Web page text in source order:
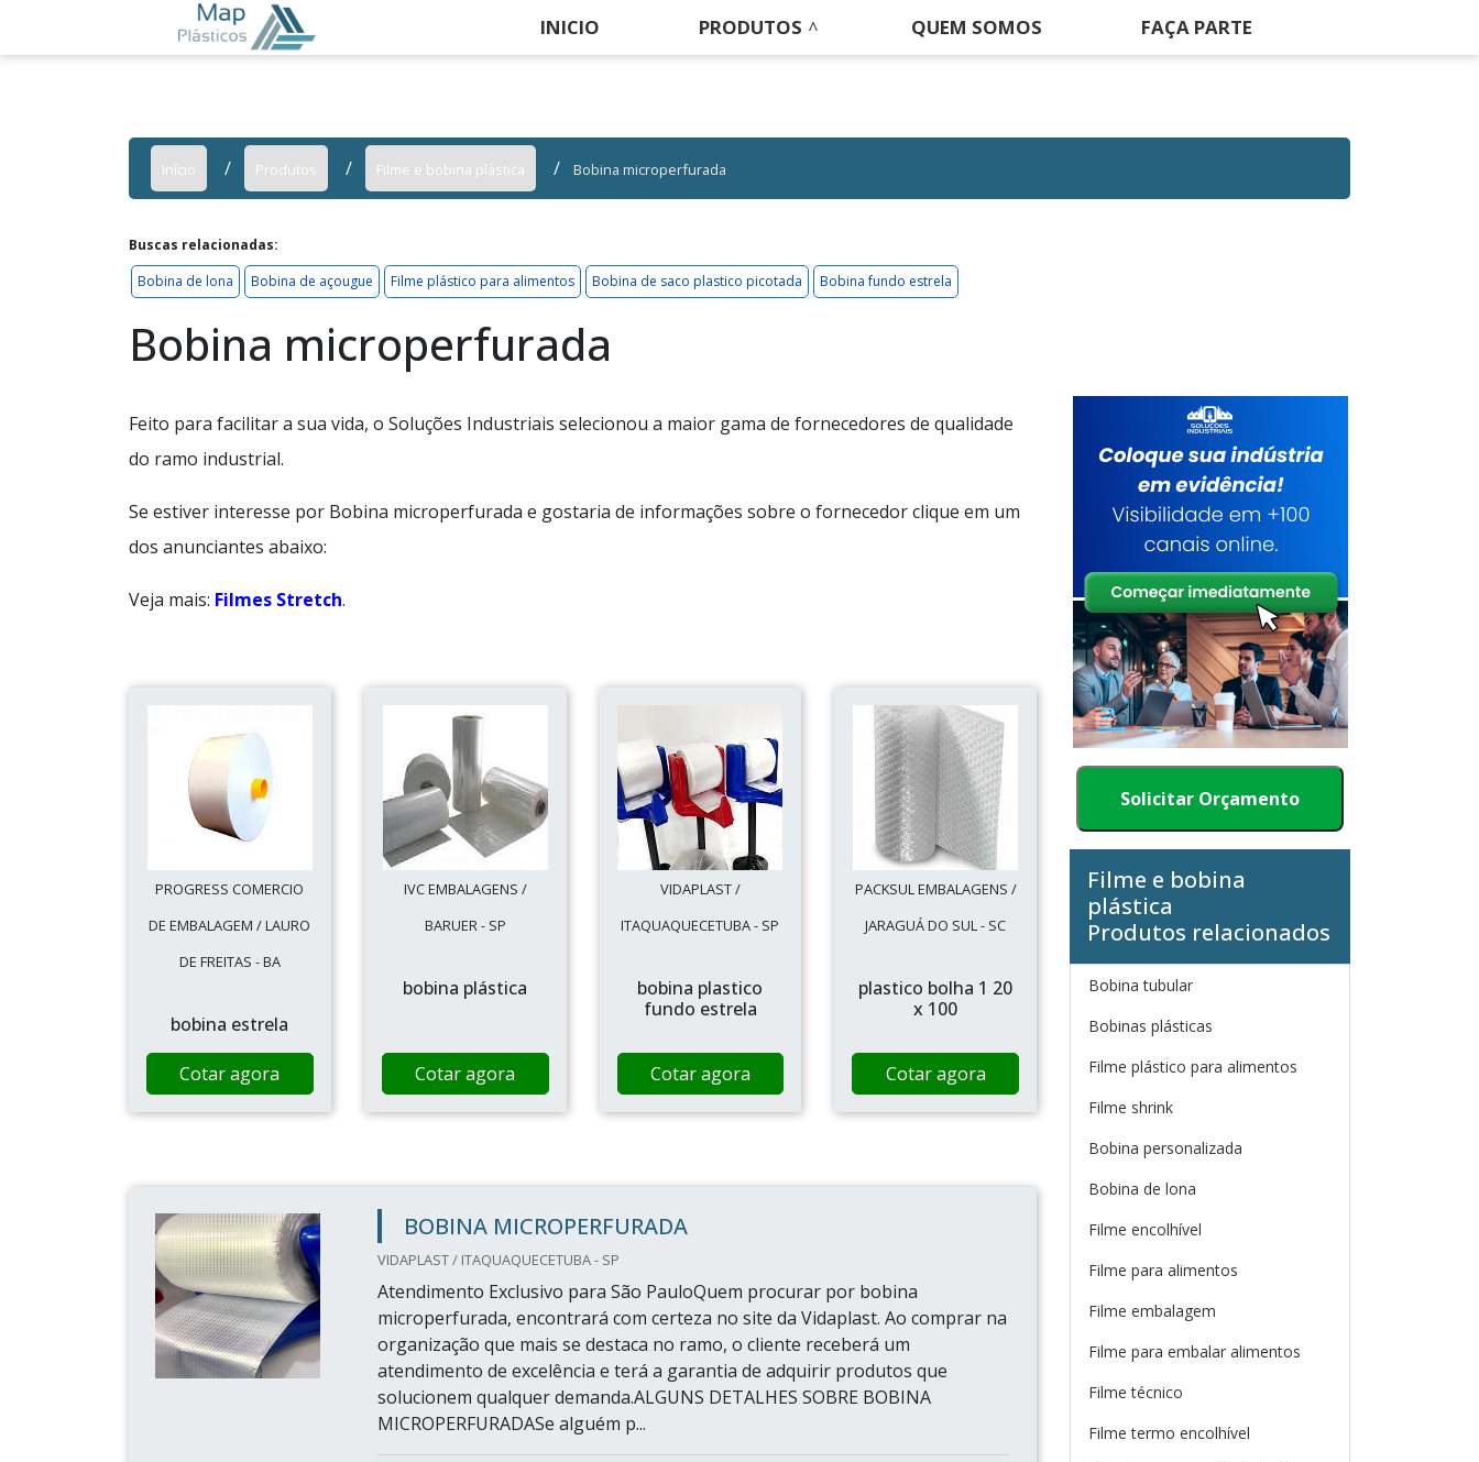
INICIO PRODUTOS QUEM SOMOS FAÇA PARTE
Início Produtos Filme e bobina plástica Bobina microperfurada
Buscas relacionadas:
Bobina de lona
Bobina de açougue Filme plástico para alimentos Bobina de saco plastico picotada Bobina fundo estrela
Bobina microperfurada
Feito para facilitar a sua vida, o Soluções Industriais selecionou a maior gama de fornecedores de qualidade
do ramo industrial.
Se estiver interesse por Bobina microperfurada e gostaria de informações sobre o fornecedor clique em um
dos anunciantes abaixo:
Veja mais: Filmes Stretch.
PROGRESS COMERCIO
DE EMBALAGEM / LAURO
DE FREITAS - BA
bobina estrela
Cotar agora
IVC EMBALAGENS /
BARUER - SP
bobina plástica
Cotar agora
VIDAPLAST /
ITAQUAQUECETUBA - SP
bobina plastico
fundo estrela
Cotar agora
PACKSUL EMBALAGENS /
JARAGUÁ DO SUL - SC
plastico bolha 1 20
x 100
Cotar agora
BOBINA MICROPERFURADA
VIDAPLAST / ITAQUAQUECETUBA - SP
Atendimento Exclusivo para São PauloQuem procurar por bobina
microperfurada, encontrará com certeza no site da Vidaplast. Ao comprar na
organização que mais se destaca no ramo, o cliente receberá um
atendimento de excelência e terá a garantia de adquirir produtos que
solucionem qualquer demanda.ALGUNS DETALHES SOBRE BOBINA
MICROPERFURADASe alguém p...
Solicitar Orçamento
Filme e bobina
plástica
Produtos relacionados
Bobina tubular
Bobinas plásticas
Filme plástico para alimentos
Filme shrink
Bobina personalizada
Bobina de lona
Filme encolhível
Filme para alimentos
Filme embalagem
Filme para embalar alimentos
Filme técnico
Filme termo encolhível